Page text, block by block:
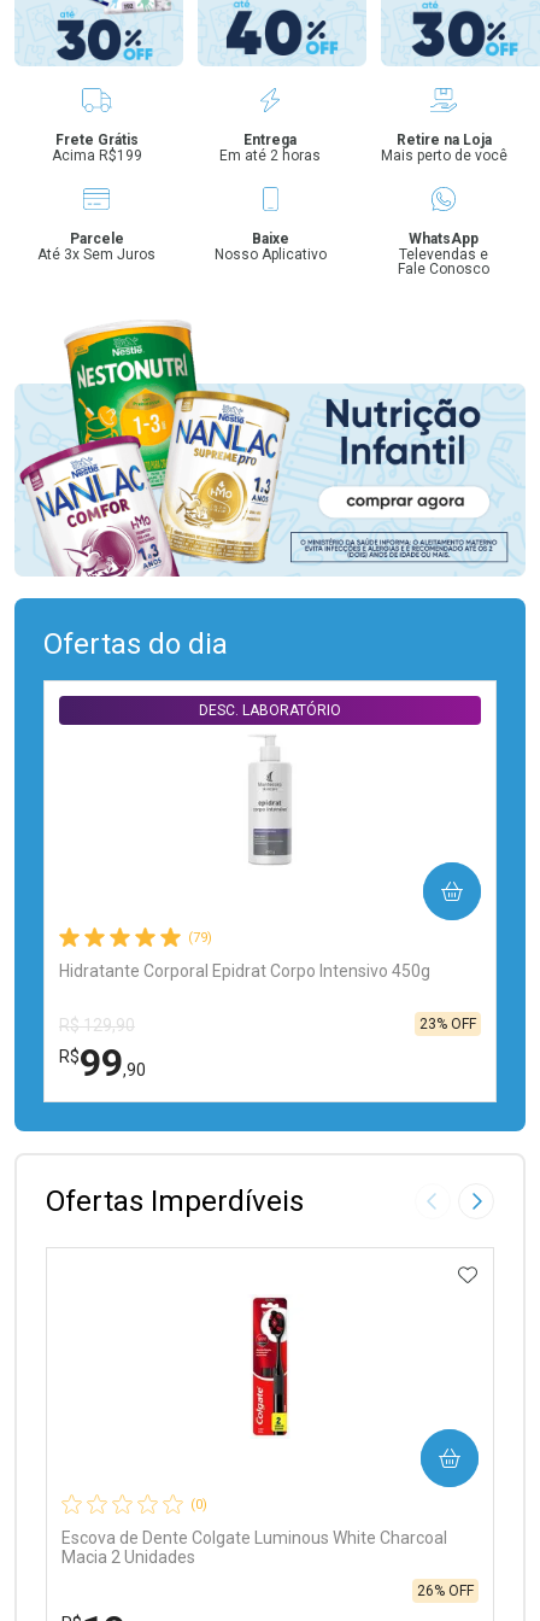
Benefícios
Frete Grátis
Acima R$199
Entrega
Em até 2 horas
Retire na Loja
Mais perto de você
Parcele
Até 3x Sem Juros
Baixe
Nosso Aplicativo
WhatsApp
Televendas e
Fale Conosco
Ofertas do dia
(79)
Hidratante Corporal Epidrat Corpo Intensivo 450g
DESC. LABORATÓRIO
R$ 129,90
R$99,90
23% OFF
COMPRAR
FECHAR
FECHAR
Ofertas Imperdíveis Imagem
(0)
Escova de Dente Colgate Luminous White Charcoal
Macia 2 Unidades
26% OFF
COMPRAR